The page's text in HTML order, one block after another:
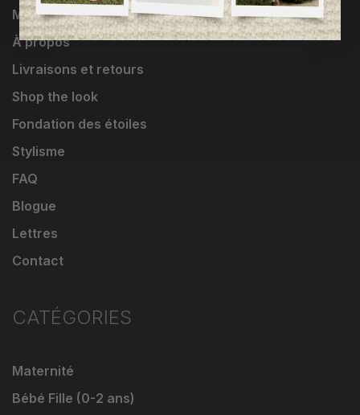
Marques
À propos
Livraisons et retours
Shop the look
Fondation des étoiles
Stylisme
FAQ
Blogue
Lettres
Contact
CATÉGORIES
Maternité
Bébé Fille (0-2 ans)